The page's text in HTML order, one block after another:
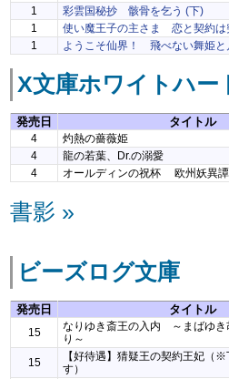
1
彩雲国秘抄 骸骨を乞う (下)
1
使い魔王子の主さま 恋と契約は
1
ようこそ仙界！ 飛べない舞姫と
X文庫ホワイトハー
発売日 タイトル
4
灼熱の薔薇姫
4
龍の若葉、Dr.の溺愛
4
オールディンの祝杯 欧州妖異
書影 »
ビーズログ文庫
発売日 タイトル
15
なりゆき斎王の入内 ～まばゆき
り～
15
【好待遇】猜疑王の契約王妃（
す）